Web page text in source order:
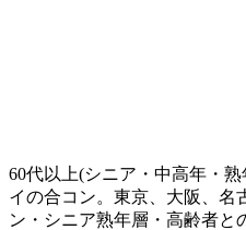
60代以上(シニア・中高年・
イの合コン。東京、大阪、名
ン・シニア熟年層・高齢者と